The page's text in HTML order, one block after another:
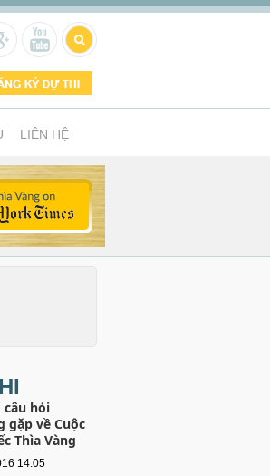
LIÊN HỆ
hỏi
gặp về Cuộc
Thìa Vàng
14:05